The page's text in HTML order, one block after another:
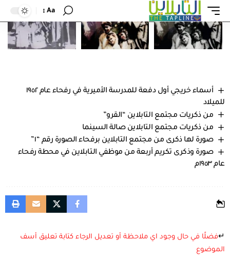
Aa
أسماء خريجي أول دفعة للمدرسة الأميرية في رفحاء عام ١٩٥٢
للميلاد
من ذكريات مجتمع التابلاين “القرو”
من ذكريات مجتمع التابلاين صالة السينما
صورة لها ذكرى من مجتمع التابلاين برفحاء الصورة رقم “١”
صورة وذكرى تكريم أربعة من موظفي التابلاين في محطة رفحاء
عام ١٩٥٣م
↵فضلًا في حال وجود اي ملاحظة أو تعديل الرجاء كتابة تعليق أسف
الموضوع